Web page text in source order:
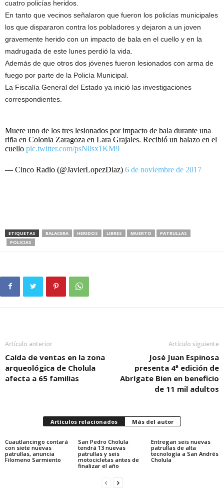
cuatro policías heridos.
En tanto que vecinos señalaron que fueron los policías municipales
los que dispararon contra los pobladores y dejaron a un joven
gravemente herido con un impacto de bala en el cuello y en la
madrugada de este lunes perdió la vida.
Además de que otros dos jóvenes fueron lesionados con arma de
fuego por parte de la Policía Municipal.
La Fiscalía General del Estado ya inició las investigaciones
correspondientes.
Muere uno de los tres lesionados por impacto de bala durante una
riña en Colonia Zaragoza en Lara Grajales. Recibió un balazo en el
cuello pic.twitter.com/psN0sx1KM9
— Cinco Radio (@JavierLopezDiaz) 6 de noviembre de 2017
ETIQUETAS BALACERA HERIDOS LIBRES MUERTO
PATRULLAS
POLICIAS
Artículo anterior
Caída de ventas en la zona
arqueológica de Cholula
afecta a 65 familias
Artículo siguiente
José Juan Espinosa
presenta 4ª edición de
Abrígate Bien en beneficio
de 11 mil adultos
Artículos relacionados Más del autor
Cuautlancingo contará
con siete nuevas
patrullas, anuncia
Filomeno Sarmiento
San Pedro Cholula
tendrá 13 nuevas
patrullas y seis
motocicletas antes de
finalizar el año
Entregan seis nuevas
patrullas de alta
tecnología a San Andrés
Cholula